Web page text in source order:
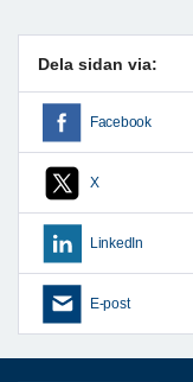
Dela sidan via:
Facebook
X
LinkedIn
E-post